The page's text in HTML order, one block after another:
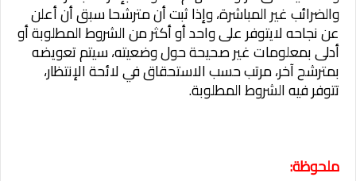
والضرائب غير المباشرة، وإذا ثبت أن مترشحا سبق أن أعلن
عن نجاحه لايتوفر على واحد أو أكثر من الشروط المطلوبة أو
أدلى بمعلومات غير صحيحة حول وضعيته، سيتم تعويضه
بمترشح آخر، مرتب حسب الاستحقاق في لائحة الإنتظار،
تتوفر فيه الشروط المطلوبة.
ملحوظة: